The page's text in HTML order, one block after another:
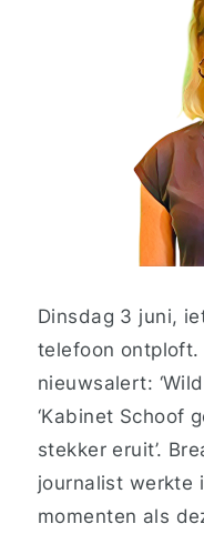
Dinsdag 3 juni,
telefoon
nieuwsalert:
‘Kabinet Schoof
stekker eruit’.
journalist werkte
momenten als
Agenda